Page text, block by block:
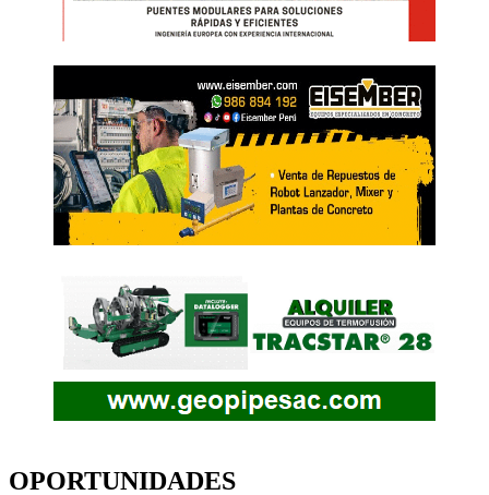
OPORTUNIDADES